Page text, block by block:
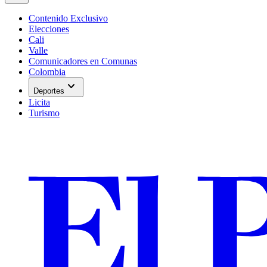
Contenido Exclusivo
Elecciones
Cali
Valle
Comunicadores en Comunas
Colombia
Deportes expand_more
Licita
Turismo